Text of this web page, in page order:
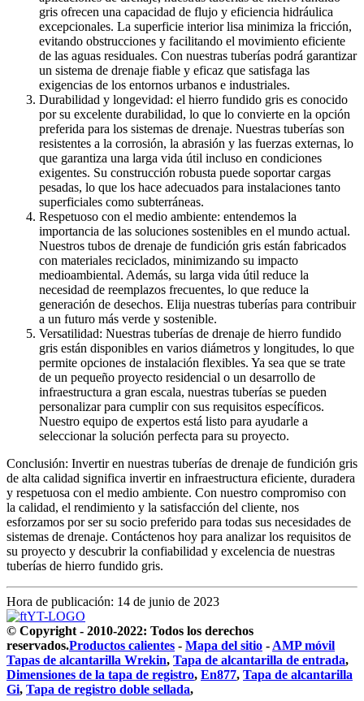
gris ofrecen una capacidad de flujo y eficiencia hidráulica
excepcionales. La superficie interior lisa minimiza la fricción,
evitando obstrucciones y facilitando el movimiento eficiente
de las aguas residuales. Con nuestras tuberías podrá garantizar
un sistema de drenaje fiable y eficaz que satisfaga las
exigencias de los entornos urbanos e industriales.
Durabilidad y longevidad: el hierro fundido gris es conocido
por su excelente durabilidad, lo que lo convierte en la opción
preferida para los sistemas de drenaje. Nuestras tuberías son
resistentes a la corrosión, la abrasión y las fuerzas externas, lo
que garantiza una larga vida útil incluso en condiciones
exigentes. Su construcción robusta puede soportar cargas
pesadas, lo que los hace adecuados para instalaciones tanto
superficiales como subterráneas.
Respetuoso con el medio ambiente: entendemos la
importancia de las soluciones sostenibles en el mundo actual.
Nuestros tubos de drenaje de fundición gris están fabricados
con materiales reciclados, minimizando su impacto
medioambiental. Además, su larga vida útil reduce la
necesidad de reemplazos frecuentes, lo que reduce la
generación de desechos. Elija nuestras tuberías para contribuir
a un futuro más verde y sostenible.
Versatilidad: Nuestras tuberías de drenaje de hierro fundido
gris están disponibles en varios diámetros y longitudes, lo que
permite opciones de instalación flexibles. Ya sea que se trate
de un pequeño proyecto residencial o un desarrollo de
infraestructura a gran escala, nuestras tuberías se pueden
personalizar para cumplir con sus requisitos específicos.
Nuestro equipo de expertos está listo para ayudarle a
seleccionar la solución perfecta para su proyecto.
Conclusión: Invertir en nuestras tuberías de drenaje de fundición gris
de alta calidad significa invertir en infraestructura eficiente, duradera
y respetuosa con el medio ambiente. Con nuestro compromiso con
la calidad, el rendimiento y la satisfacción del cliente, nos
esforzamos por ser su socio preferido para todas sus necesidades de
sistemas de drenaje. Contáctenos hoy para analizar los requisitos de
su proyecto y descubrir la confiabilidad y excelencia de nuestras
tuberías de hierro fundido gris.
Hora de publicación: 14 de junio de 2023
© Copyright - 2010-2022: Todos los derechos
reservados.Productos calientes - Mapa del sitio - AMP móvil
Tapas de alcantarilla Wrekin, Tapa de alcantarilla de entrada,
Dimensiones de la tapa de registro, En877, Tapa de alcantarilla
Gi, Tapa de registro doble sellada,